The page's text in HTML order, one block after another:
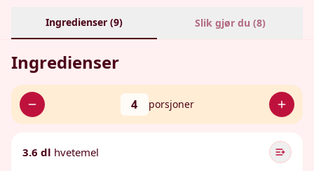
Ingredienser (9) Slik gjør du (8)
Ingredienser
4 porsjoner
3.6 dl hvetemel